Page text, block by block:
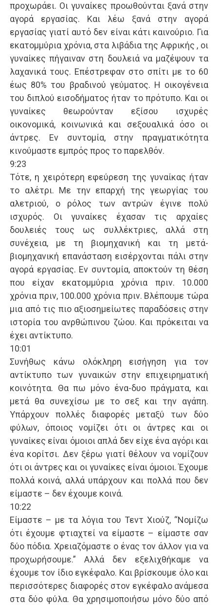
προχωράει. Οι γυναίκες προωθούνται ξανά στην
αγορά εργασίας. Και λέω ξανά στην αγορά
εργασίας γιατί αυτό δεν είναι κάτι καινούριο. Για
εκατομμύρια χρόνια, στα λιβάδια της Αφρικής , οι
γυναίκες πήγαιναν στη δουλειά να μαζέψουν τα
λαχανικά τους. Επέστρεφαν στο σπίτι με το 60
έως 80% του βραδινού γεύματος. Η οικογένεια
του διπλού εισοδήματος ήταν το πρότυπο. Και οι
γυναίκες θεωρούνταν εξίσου ισχυρές
οικονομικά, κοινωνικά και σεξουαλικά όσο οι
άντρες. Εν συντομία, στην πραγματικότητα
κινούμαστε εμπρός προς το παρελθόν.
9:23
Τότε, η χειρότερη εφεύρεση της γυναίκας ήταν
το αλέτρι. Με την επαρχή της γεωργίας του
αλετριού, ο ρόλος των αντρών έγινε πολύ
ισχυρός. Οι γυναίκες έχασαν τις αρχαίες
δουλειές τους ως συλλέκτριες, αλλά στη
συνέχεια, με τη βιομηχανική και τη μετά-
βιομηχανική επανάσταση εισέρχονται πάλι στην
αγορά εργασίας. Εν συντομία, αποκτούν τη θέση
που είχαν εκατομμύρια χρόνια πριν. 10.000
χρόνια πριν, 100.000 χρόνια πριν. Βλέπουμε τώρα
μια από τις πιο αξιοσημείωτες παραδόσεις στην
ιστορία του ανρθώπινου ζώου. Και πρόκειται να
έχει αντίκτυπο.
10:01
Συνήθως κάνω ολόκληρη εισήγηση για τον
αντίκτυπο των γυναικών στην επιχειρηματική
κοινότητα. Θα πω μόνο ένα-δυο πράγματα, και
μετά θα συνεχίσω με το σεξ και την αγάπη.
Υπάρχουν πολλές διαφορές μεταξύ των δύο
φύλων, όποιος νομίζει ότι οι άντρες και οι
γυναίκες είναι όμοιοι απλά δεν είχε ένα αγόρι και
ένα κορίτσι. Δεν ξέρω γιατί θέλουν να νομίζουν
ότι οι άντρες και οι γυναίκες είναι όμοιοι. Έχουμε
πολλά κοινά, αλλά υπάρχουν και πολλά που δεν
είμαστε – δεν έχουμε κοινά.
10:22
Είμαστε – με τα λόγια του Τεντ Χιούζ, “Νομίζω
ότι έχουμε φτιαχτεί να είμαστε – είμαστε σαν
δύο πόδια. Χρειαζόμαστε ο ένας τον άλλον για να
προχωρήσουμε.” Αλλά δεν εξελιχθήκαμε να
έχουμε τον ίδιο εγκέφαλο. Και βρίσκουμε όλο και
περισσότερες διαφορές στον εγκέφαλο ανάμεσα
στα δύο φύλα. Θα χρησιμοποιήσω μόνο δύο από